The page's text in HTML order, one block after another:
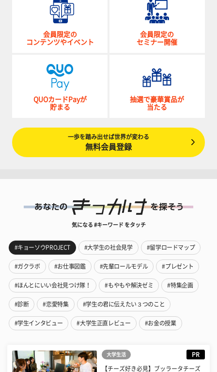
会員限定の
コンテンツやイベント
会員限定の
セミナー開催
QUOカードPayが
貯まる
抽選で豪華賞品が
当たる
一歩を踏み出せば世界が変わる
無料会員登録
気になる #キーワード をタッチ
#キョーソウPROJECT #大学生の社会見学 #留学ロードマップ
#ガクラボ #お仕事図鑑 #先輩ロールモデル #プレゼント
#ほんとにいい会社見つけ隊！ #もやもや解決ゼミ #特集企画
#診断 #恋愛特集 #学生の君に伝えたい３つのこと
#学生インタビュー #大学生正直レビュー #お金の授業
大学生活 PR
【チーズ好き必見】ブッラータチーズ